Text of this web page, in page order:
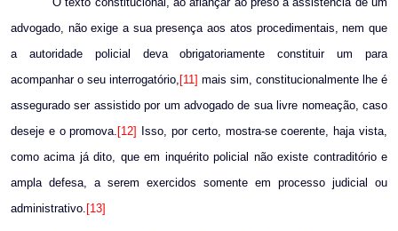
advogado, não exige a sua presença aos atos procedimentais, nem que
a autoridade policial deva obrigatoriamente constituir um para
acompanhar o seu interrogatório, [11] mais sim, constitucionalmente lhe é
assegurado ser assistido por um advogado de sua livre nomeação, caso
deseje e o promova. [12]
Isso, por certo, mostra-se coerente, haja vista,
como acima já dito, que em inquérito policial não existe contraditório e
ampla defesa, a serem exercidos somente em processo judicial ou
administrativo. [13]